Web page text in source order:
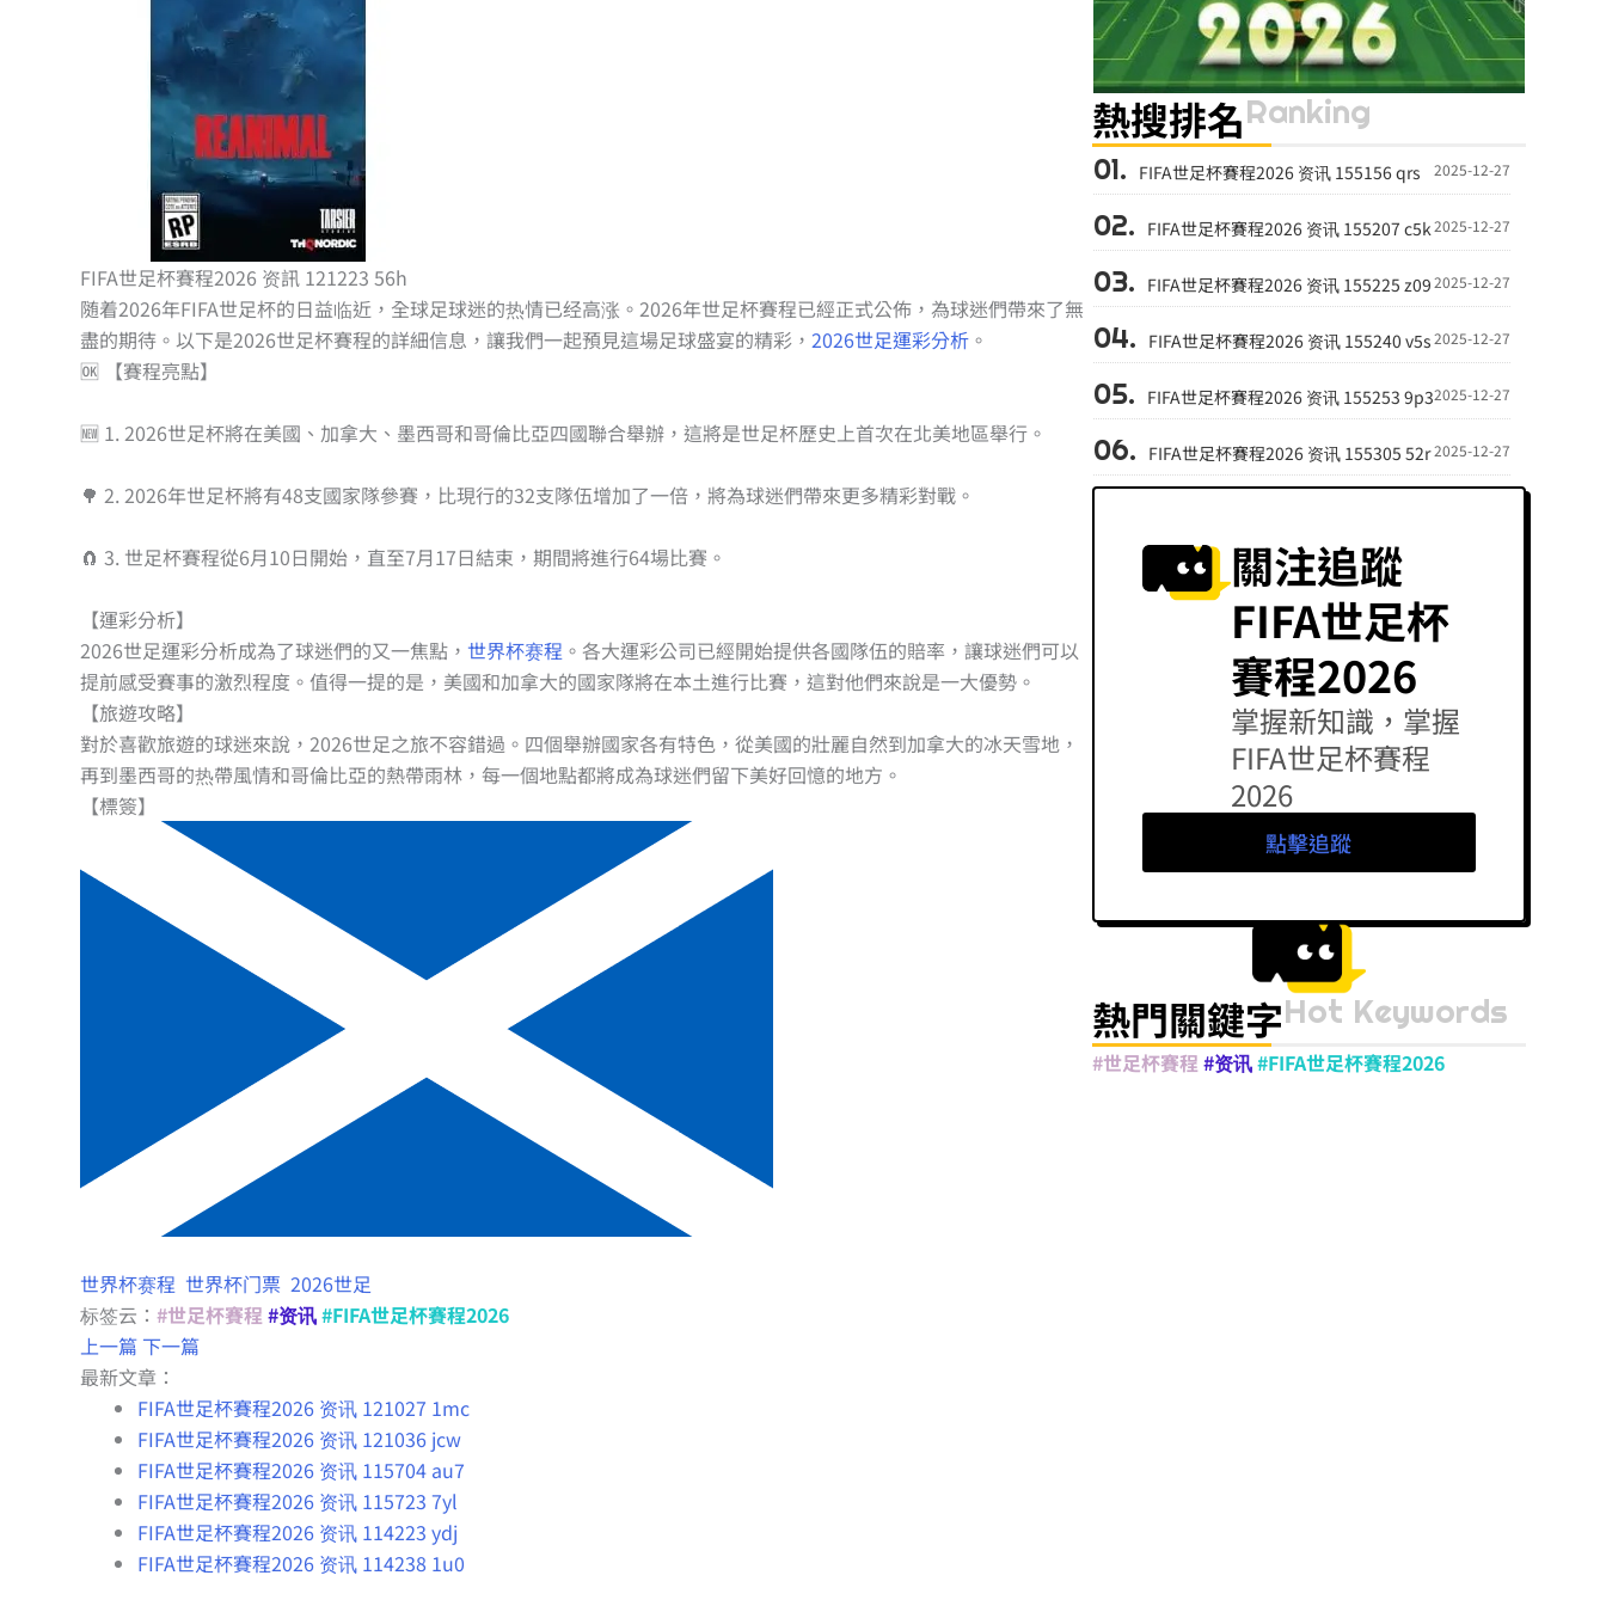
FIFA世足杯賽程2026 资訊 121223 56h
随着2026年FIFA世足杯的日益临近，全球足球迷的热情已经高涨。2026年世足杯賽程已經正式公佈，為球迷們帶來了無
盡的期待。以下是2026世足杯賽程的詳細信息，讓我們一起預見這場足球盛宴的精彩，2026世足運彩分析 。
🆗 【賽程亮點】
🆕 1. 2026世足杯將在美國、加拿大、墨西哥和哥倫比亞四國聯合舉辦，這將是世足杯歷史上首次在北美地區舉行。
🌳 2. 2026年世足杯將有48支國家隊參賽，比現行的32支隊伍增加了一倍，將為球迷們帶來更多精彩對戰。
🧲 3. 世足杯賽程從6月10日開始，直至7月17日結束，期間將進行64場比賽。
【運彩分析】
2026世足運彩分析成為了球迷們的又一焦點，世界杯赛程 。各大運彩公司已經開始提供各國隊伍的賠率，讓球迷們可以
提前感受賽事的激烈程度。值得一提的是，美國和加拿大的國家隊將在本土進行比賽，這對他們來說是一大優勢。
【旅遊攻略】
對於喜歡旅遊的球迷來說，2026世足之旅不容錯過。四個舉辦國家各有特色，從美國的壯麗自然到加拿大的冰天雪地，
再到墨西哥的热帶風情和哥倫比亞的熱帶雨林，每一個地點都將成為球迷們留下美好回憶的地方。
【標簽】
世界杯赛程 世界杯门票 2026世足
标签云：#世足杯賽程 #资讯#FIFA世足杯賽程2026
上一篇 下一篇
最新文章：
FIFA世足杯賽程2026 资讯 121027 1mc
FIFA世足杯賽程2026 资讯 121036 jcw
FIFA世足杯賽程2026 资讯 115704 au7
FIFA世足杯賽程2026 资讯 115723 7yl
FIFA世足杯賽程2026 资讯 114223 ydj
FIFA世足杯賽程2026 资讯 114238 1u0
熱搜排名Ranking
FIFA世足杯賽程2026 资讯 155156 qrs 2025-12-27
FIFA世足杯賽程2026 资讯 155207 c5k2025-12-27
FIFA世足杯賽程2026 资讯 155225 z092025-12-27
FIFA世足杯賽程2026 资讯 155240 v5s2025-12-27
FIFA世足杯賽程2026 资讯 155253 9p32025-12-27
FIFA世足杯賽程2026 资讯 155305 52r2025-12-27
關注追蹤
FIFA世足杯
賽程2026
掌握新知識，掌握
FIFA世足杯賽程
2026
點擊追蹤
熱門關鍵字Hot Keywords
#世足杯賽程 #资讯#FIFA世足杯賽程2026